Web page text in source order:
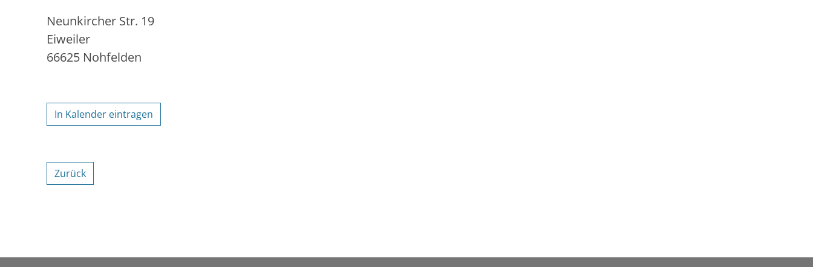
Neunkircher Str. 19
Eiweiler
66625 Nohfelden
In Kalender eintragen
Zurück